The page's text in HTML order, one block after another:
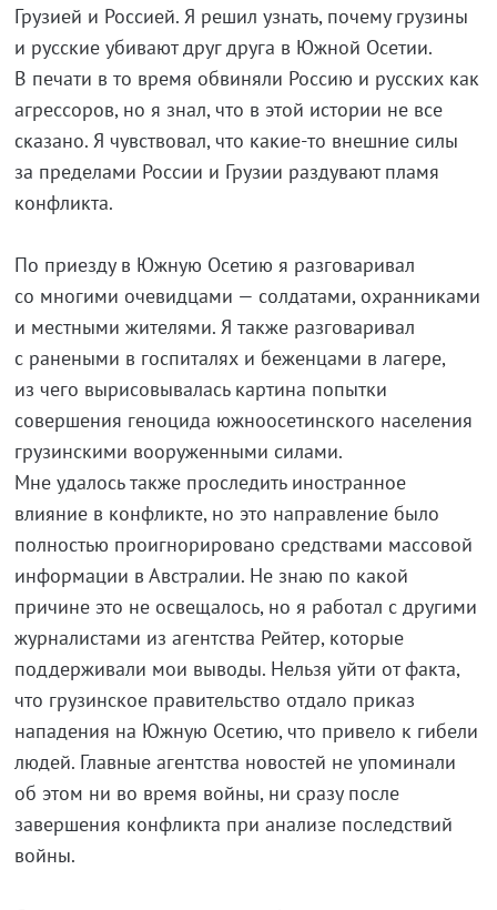
Грузией и Россией. Я решил узнать, почему грузины
и русские убивают друг друга в Южной Осетии.
В печати в то время обвиняли Россию и русских как
агрессоров, но я знал, что в этой истории не все
сказано. Я чувствовал, что какие-то внешние силы
за пределами России и Грузии раздувают пламя
конфликта.
По приезду в Южную Осетию я разговаривал
со многими очевидцами — солдатами, охранниками
и местными жителями. Я также разговаривал
с ранеными в госпиталях и беженцами в лагере,
из чего вырисовывалась картина попытки
совершения геноцида южноосетинского населения
грузинскими вооруженными силами.
Мне удалось также проследить иностранное
влияние в конфликте, но это направление было
полностью проигнорировано средствами массовой
информации в Австралии. Не знаю по какой
причине это не освещалось, но я работал с другими
журналистами из агентства Рейтер, которые
поддерживали мои выводы. Нельзя уйти от факта,
что грузинское правительство отдало приказ
нападения на Южную Осетию, что привело к гибели
людей. Главные агентства новостей не упоминали
об этом ни во время войны, ни сразу после
завершения конфликта при анализе последствий
войны.